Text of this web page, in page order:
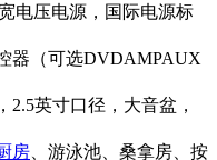
电压电源，国际电源标
器（可选DVDAMPAUX
2.5英寸口径，大音盆，
房 、游泳池、桑拿房、按